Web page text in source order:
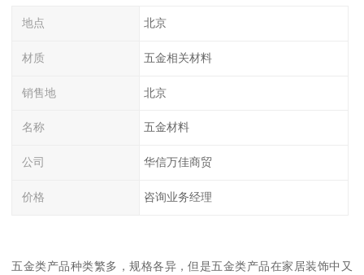
地点 北京
材质 五金相关材料
销售地 北京
名称 五金材料
公司 华信万佳商贸
价格 咨询业务经理
五金类产品种类繁多，规格各异，但是五金类产品在家居装饰中又